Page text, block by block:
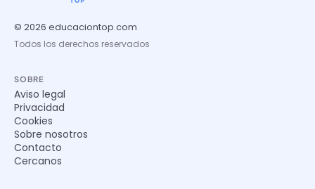
© 2026 educaciontop.com
Todos los derechos reservados
SOBRE
Aviso legal
Privacidad
Cookies
Sobre nosotros
Contacto
Cercanos